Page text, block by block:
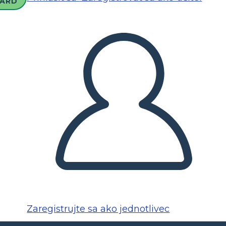
Zaregistrujte sa ako jednotlivec